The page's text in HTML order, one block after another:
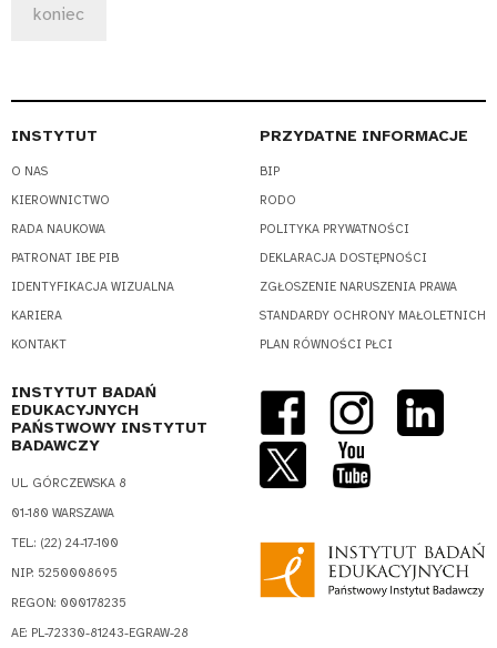
koniec
INSTYTUT
O NAS
KIEROWNICTWO
RADA NAUKOWA
PATRONAT IBE PIB
IDENTYFIKACJA WIZUALNA
KARIERA
KONTAKT
PRZYDATNE INFORMACJE
BIP
RODO
POLITYKA PRYWATNOŚCI
DEKLARACJA DOSTĘPNOŚCI
ZGŁOSZENIE NARUSZENIA PRAWA
STANDARDY OCHRONY MAŁOLETNICH
PLAN RÓWNOŚCI PŁCI
INSTYTUT BADAŃ
EDUKACYJNYCH
PAŃSTWOWY INSTYTUT
BADAWCZY
UL. GÓRCZEWSKA 8
01-180 WARSZAWA
TEL.: (22) 24-17-100
NIP: 5250008695
REGON: 000178235
AE: PL-72330-81243-EGRAW-28